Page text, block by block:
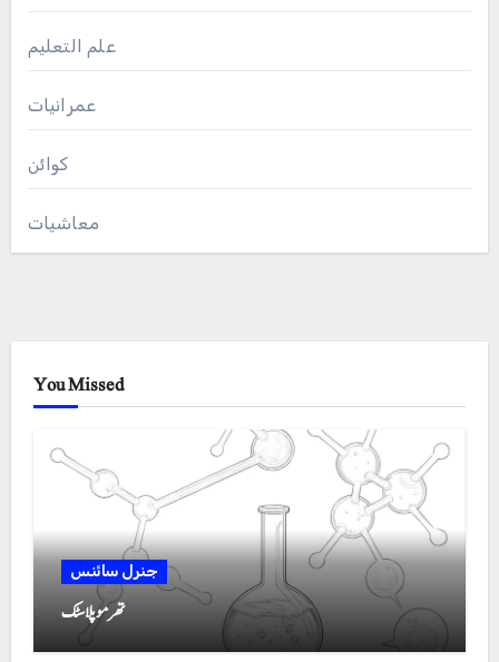
علم التعلیم
عمرانیات
کوائن
معاشیات
You Missed
جنرل سائنس
تھرموپلاسٹک